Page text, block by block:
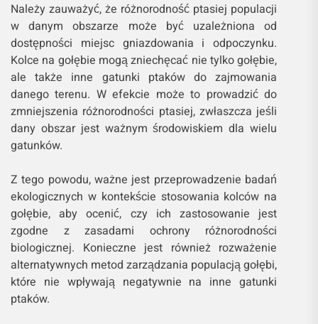
Należy zauważyć, że różnorodność ptasiej populacji
w danym obszarze może być uzależniona od
dostępności miejsc gniazdowania i odpoczynku.
Kolce na gołębie mogą zniechęcać nie tylko gołębie,
ale także inne gatunki ptaków do zajmowania
danego terenu. W efekcie może to prowadzić do
zmniejszenia różnorodności ptasiej, zwłaszcza jeśli
dany obszar jest ważnym środowiskiem dla wielu
gatunków.
Z tego powodu, ważne jest przeprowadzenie badań
ekologicznych w kontekście stosowania kolców na
gołębie, aby ocenić, czy ich zastosowanie jest
zgodne z zasadami ochrony różnorodności
biologicznej. Konieczne jest również rozważenie
alternatywnych metod zarządzania populacją gołębi,
które nie wpływają negatywnie na inne gatunki
ptaków.